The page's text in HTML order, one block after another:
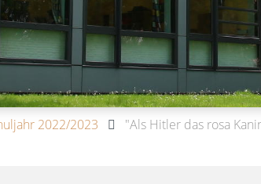
2022/2023 "Als Hitler das rosa